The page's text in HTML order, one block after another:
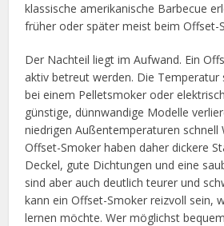
klassische amerikanische Barbecue
früher oder später meist beim Offset-
Der Nachteil liegt im Aufwand. Ein
aktiv betreut werden. Die Temperatur
bei einem Pelletsmoker oder
günstige, dünnwandige Modelle
niedrigen Außentemperaturen schnell
Offset-Smoker haben daher dickere
Deckel, gute Dichtungen und eine
sind aber auch deutlich teurer und
kann ein Offset-Smoker reizvoll sein,
lernen möchte. Wer möglichst